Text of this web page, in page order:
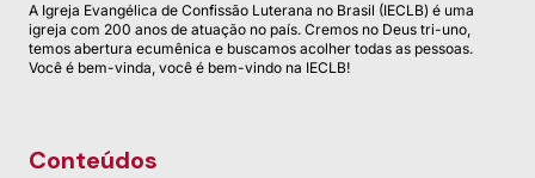
A Igreja Evangélica de Confissão Luterana no Brasil (IECLB) é uma
igreja com 200 anos de atuação no país. Cremos no Deus tri-uno,
temos abertura ecumênica e buscamos acolher todas as pessoas.
Você é bem-vinda, você é bem-vindo na IECLB!
Conteúdos